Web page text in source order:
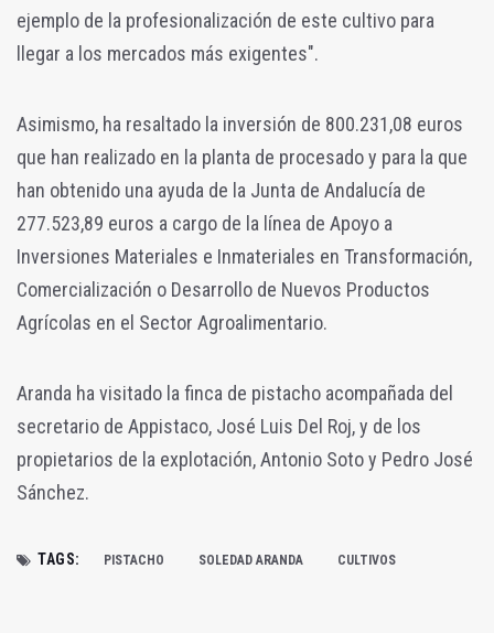
ejemplo de la profesionalización de este cultivo para
llegar a los mercados más exigentes".
Asimismo, ha resaltado la inversión de 800.231,08 euros
que han realizado en la planta de procesado y para la que
han obtenido una ayuda de la Junta de Andalucía de
277.523,89 euros a cargo de la línea de Apoyo a
Inversiones Materiales e Inmateriales en Transformación,
Comercialización o Desarrollo de Nuevos Productos
Agrícolas en el Sector Agroalimentario.
Aranda ha visitado la finca de pistacho acompañada del
secretario de Appistaco, José Luis Del Roj, y de los
propietarios de la explotación, Antonio Soto y Pedro José
Sánchez.
TAGS: PISTACHO SOLEDAD ARANDA CULTIVOS